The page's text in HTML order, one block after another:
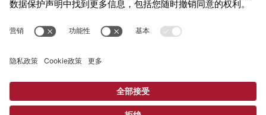
Copyright © 2026 Life Fitness